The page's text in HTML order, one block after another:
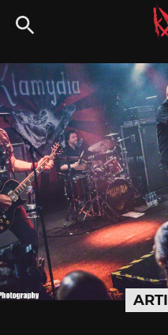
Siirry
suoraan